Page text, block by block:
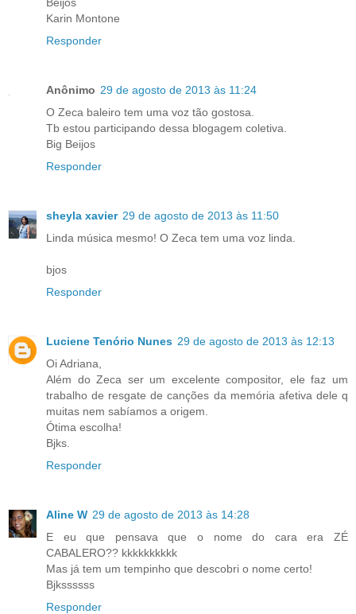
Karin Montone
Responder
Anônimo 29 de agosto de 2013 às 11:24
O Zeca baleiro tem uma voz tão gostosa.
Tb estou participando dessa blogagem coletiva.
Big Beijos
Responder
sheyla xavier 29 de agosto de 2013 às 11:50
Linda música mesmo! O Zeca tem uma voz linda.
bjos
Responder
Luciene Tenório Nunes 29 de agosto de 2013 às 12:13
Oi Adriana,
Além do Zeca ser um excelente compositor, ele faz um
trabalho de resgate de canções da memória afetiva dele q
muitas nem sabíamos a origem.
Ótima escolha!
Bjks.
Responder
Aline W 29 de agosto de 2013 às 14:28
E eu que pensava que o nome do cara era ZÉ
CABALERO?? kkkkkkkkkk
Mas já tem um tempinho que descobri o nome certo!
Bjkssssss
Responder